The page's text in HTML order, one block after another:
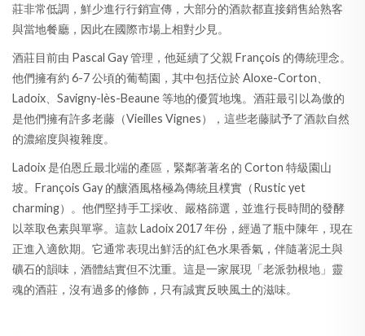
莊非常低調，鮮少進行行銷宣傳，大部分的酒款都直接銷售給熟客
與當地餐廳，因此在國際市場上相對少見。
酒莊目前由 Pascal Gay 管理，他延續了父親 François 的傳統理念。
他們擁有約 6-7 公頃的葡萄園，其中包括位於 Aloxe-Corton、
Ladoix、Savigny-lès-Beaune 等地的優質地塊。酒莊最引以為傲的
是他們擁有許多老藤（Vieilles Vignes），這些老藤賦予了酒款自然
的濃縮度與複雜度。
Ladoix 是伯恩丘最北端的產區，緊鄰著著名的 Corton 特級園山
坡。François Gay 的釀酒風格極為傳統且樸實（Rustic yet
charming）。他們堅持手工採收、嚴格篩選，並進行長時間的發酵
以萃取色素與單寧。這款 Ladoix 2017 年份，經過了瓶中陳年，現在
正進入適飲期。它通常表現出鮮活的紅色水果香氣，伴隨著泥土與
礦石的韻味，酒體結實但不沈重。這是一家展現「老派勃根地」靈
魂的酒莊，沒有過多的修飾，只有誠實反映風土的滋味。